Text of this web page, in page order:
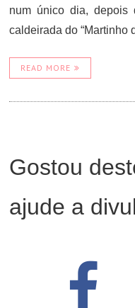
num único dia, depois
caldeirada do “Martinho
READ MORE
Gostou
ajude a